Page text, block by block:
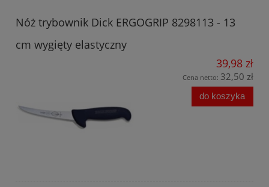
Nóż trybownik Dick ERGOGRIP 8298113 - 13
cm wygięty elastyczny
39,98 zł
Cena netto: 32,50 zł
do koszyka